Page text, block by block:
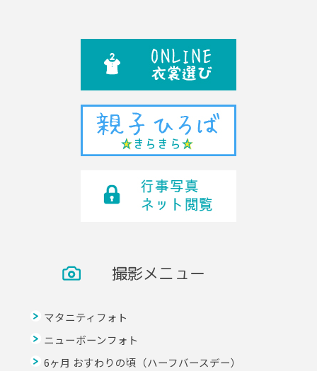
撮影メニュー
マタニティフォト
ニューボーンフォト
6ヶ月 おすわりの頃（ハーフバースデー）